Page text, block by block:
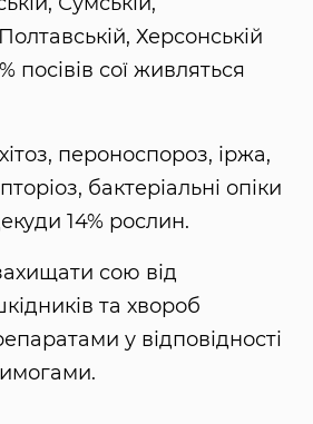
Херсонській
посівів сої живляться
пероноспороз, іржа,
бактеріальні опіки
14% рослин.
сою від
та хвороб
у відповідності